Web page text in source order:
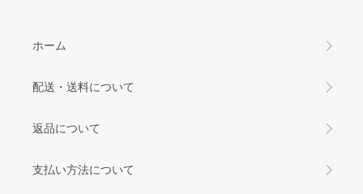
ホーム
配送・送料について
返品について
支払い方法について